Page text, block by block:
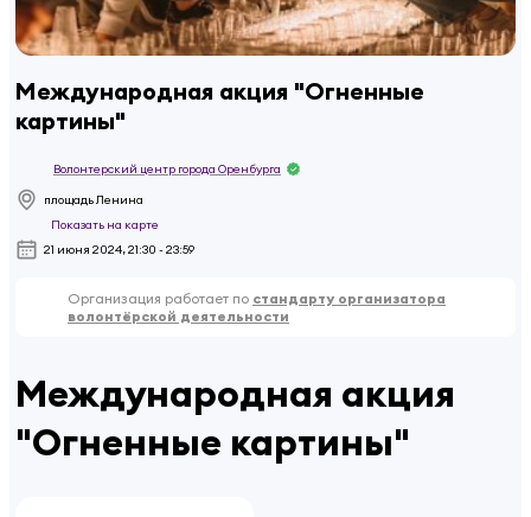
Международная акция "Огненные
картины"
Волонтерский центр города Оренбурга
площадь Ленина
Показать на карте
21 июня 2024, 21:30 - 23:59
Организация работает по стандарту организатора
волонтёрской деятельности
Международная акция
"Огненные картины"